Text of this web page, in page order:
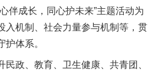
成长，同心护未来”主题活动为
入机制、社会力量参与机制等，贯
体系。
政、教育、卫生健康、共青团、